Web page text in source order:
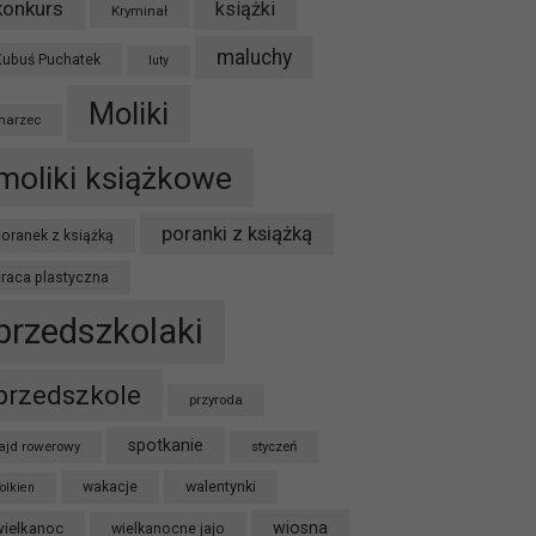
Kryminał książki
Puchatek luty maluchy
Moliki
książkowe
z książką poranki z książką
plastyczna
przyroda
rowerowy spotkanie styczeń
wakacje walentynki
wielkanocne jajo wiosna